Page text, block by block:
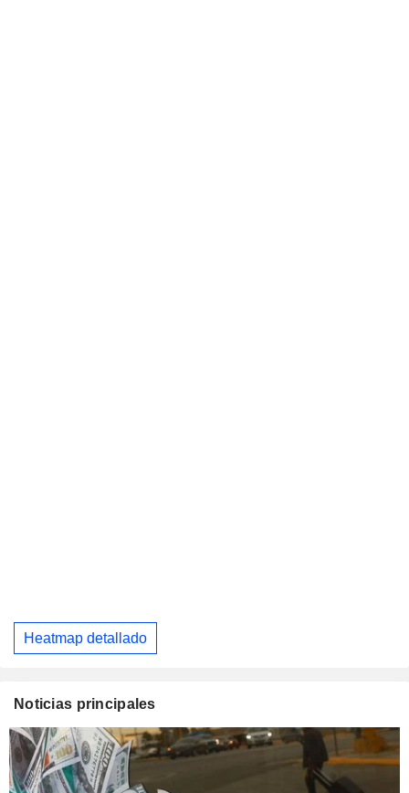
Heatmap detallado
Noticias principales